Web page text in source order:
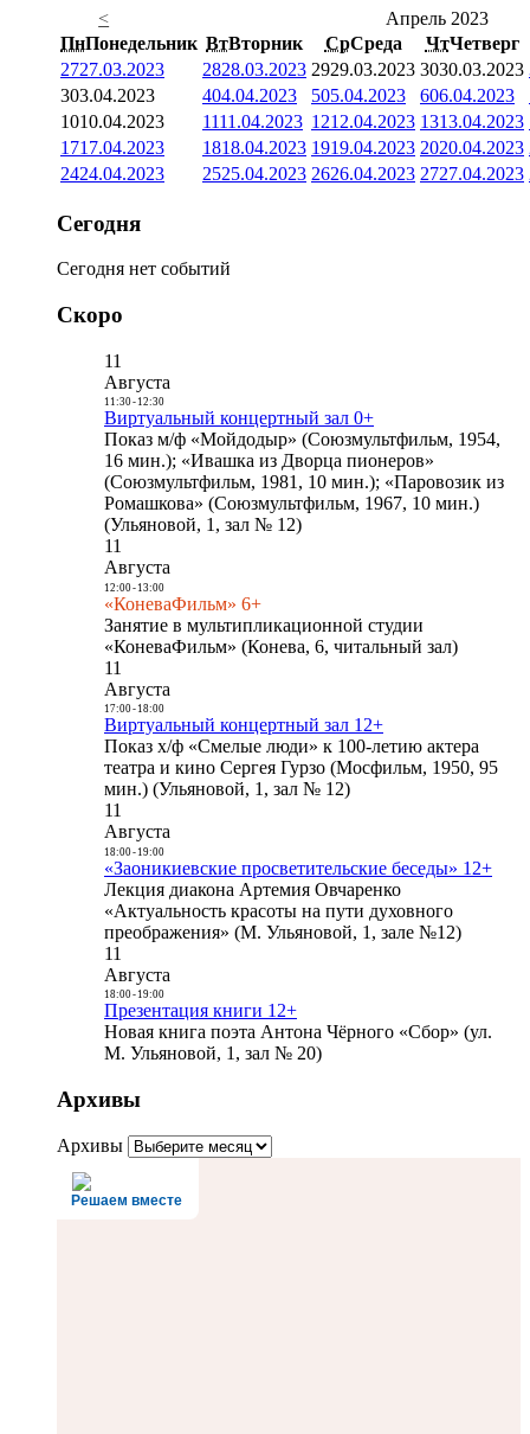
<
Апрель 2023
ПнПонедельник ВтВторник СрСреда ЧтЧетверг
2727.03.2023 2828.03.2023 2929.03.2023 3030.03.2023
303.04.2023 404.04.2023 505.04.2023 606.04.2023
1010.04.2023 1111.04.2023 1212.04.2023 1313.04.2023
1717.04.2023 1818.04.2023 1919.04.2023 2020.04.2023
2424.04.2023 2525.04.2023 2626.04.2023 2727.04.2023
Сегодня
Сегодня нет событий
Скоро
11
Августа
11:30- 12:30
Виртуальный концертный зал 0+
Показ м/ф «Мойдодыр» (Союзмультфильм, 1954,
16 мин.); «Ивашка из Дворца пионеров»
(Союзмультфильм, 1981, 10 мин.); «Паровозик из
Ромашкова» (Союзмультфильм, 1967, 10 мин.)
(Ульяновой, 1, зал № 12)
11
Августа
12:00- 13:00
«КоневаФильм» 6+
Занятие в мультипликационной студии
«КоневаФильм» (Конева, 6, читальный зал)
11
Августа
17:00- 18:00
Виртуальный концертный зал 12+
Показ х/ф «Смелые люди» к 100-летию актера
театра и кино Сергея Гурзо (Мосфильм, 1950, 95
мин.) (Ульяновой, 1, зал № 12)
11
Августа
18:00- 19:00
«Заоникиевские просветительские беседы» 12+
Лекция диакона Артемия Овчаренко
«Актуальность красоты на пути духовного
преображения» (М. Ульяновой, 1, зале №12)
11
Августа
18:00- 19:00
Презентация книги 12+
Новая книга поэта Антона Чёрного «Сбор» (ул.
М. Ульяновой, 1, зал № 20)
Архивы
Архивы
Решаем вместе